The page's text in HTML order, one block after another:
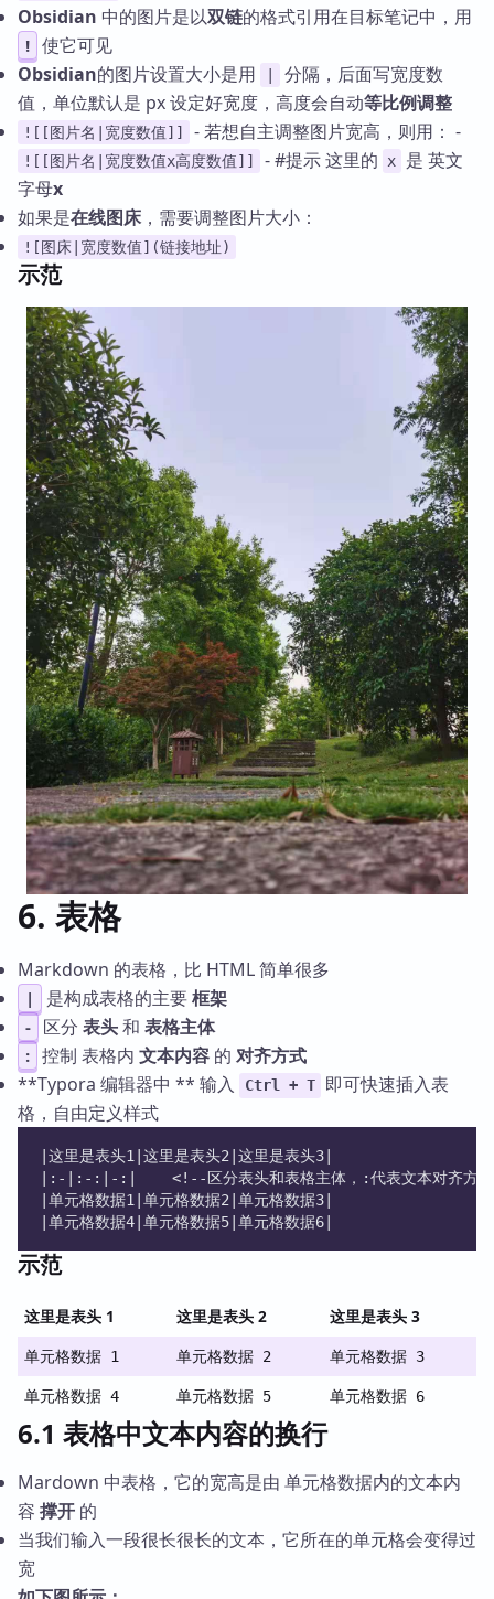
Obsidian 中的图片是以双链的格式引用在目标笔记中，用
! 使它可见
Obsidian的图片设置大小是用
分隔，后面写宽度数
值，单位默认是 px 设定好宽度，高度会自动等比例调整
![[图片名|宽度数值]] - 若想自主调整图片宽高，则用： -
![[图片名|宽度数值x高度数值]] - #提示 这里的 x
是 英文
字母x
如果是在线图床 ，需要调整图片大小：
![图床|宽度数值](链接地址)
示范
6. 表格
Markdown 的表格，比 HTML 简单很多
| 是构成表格的主要框架
- 区分 表头和 表格主体
: 控制 表格内 文本内容 的 对齐方式
**Typora 编辑器中 ** 输入
Ctrl + T
即可快速插入表
格，自由定义样式
|这里是表头1|这里是表头2|这里是表头3|
|:-|:-:|-:|    <!--区分表头和表格主体，:代表文本对齐方式
|单元格数据1|单元格数据2|单元格数据3|
|单元格数据4|单元格数据5|单元格数据6|
示范
这里是表头 1 这里是表头 2 这里是表头 3
单元格数据 1 单元格数据 2 单元格数据 3
单元格数据 4 单元格数据 5 单元格数据 6
6.1 表格中文本内容的换行
Mardown 中表格，它的宽高是由 单元格数据内的文本内
容 撑开 的
当我们输入一段很长很长的文本，它所在的单元格会变得过
宽